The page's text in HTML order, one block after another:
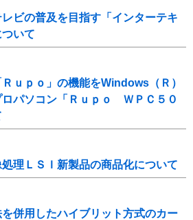
ビの普及を目指す「インターテキ
いて
ｕｐｏ」の機能をWindows（Ｒ）
パソコン「Ｒｕｐｏ ＷＰＣ５０
理ＬＳＩ新製品の商品化について
併用したハイブリット方式のカー